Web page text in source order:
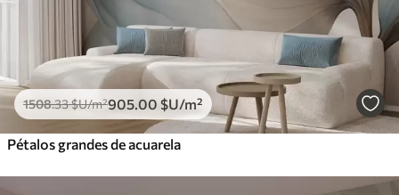
1508.33$U/m²905 .00 $U/m²
Pétalos grandes de acuarela